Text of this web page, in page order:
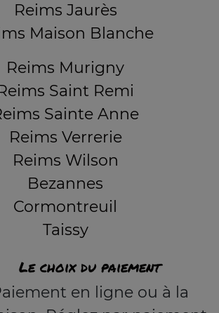
Reims Jaurès
Maison Blanche
Reims Murigny
Saint Remi
Sainte Anne
Reims Verrerie
Reims Wilson
Bezannes
Cormontreuil
Taissy
Le choix du paiement
en ligne ou à la